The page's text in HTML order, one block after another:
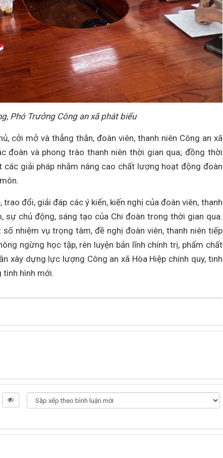
Phó Trưởng Công an xã phát biểu
cởi mở và thẳng thắn, đoàn viên, thanh niên Công an xã
đoàn và phong trào thanh niên thời gian qua; đồng thời
các giải pháp nhằm nâng cao chất lượng hoạt động đoàn
trao đổi, giải đáp các ý kiến, kiến nghị của đoàn viên, thanh
sự chủ động, sáng tạo của Chi đoàn trong thời gian qua.
nhiệm vụ trọng tâm, đề nghị đoàn viên, thanh niên tiếp
ngừng học tập, rèn luyện bản lĩnh chính trị, phẩm chất
xây dựng lực lượng Công an xã Hòa Hiệp chính quy, tinh
tình hình mới.